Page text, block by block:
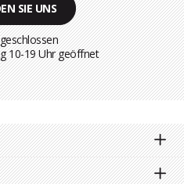
SIE UNS
10-19 Uhr geöffnet